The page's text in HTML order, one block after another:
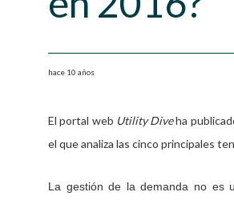
hace 10 años
El portal web Utility Diveha
el que analiza las cinco principales
La gestión de la demanda no es